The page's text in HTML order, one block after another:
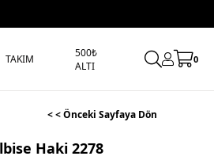
TAKIM
500₺
ALTI
0
< < Önceki Sayfaya Dön
Haki 2278